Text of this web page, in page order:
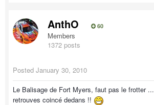
AnthO 60
Members
1372 posts
Posted January 30, 2010
Le Balisage de Fort Myers, faut pas le frotter
retrouves coincé dedans !!